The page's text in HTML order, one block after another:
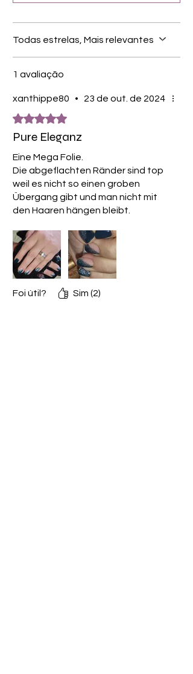
Eventuelle Kleberreste mit
wie bei jeder Maniküre ist eine gute
Nagelvorbereitung der Garant für
perfekte Ergebnisse
Acrylate Copolymer Adhesive,
Urethane Acrylate
Made in South Korea
Todas estrelas, Mais relevantes
1 avaliação
xanthippe80 • 23 de out. de 2024
Rated 5 out of 5 stars.
Pure Eleganz
Eine Mega Folie.
Die abgeflachten Ränder sind top
weil es nicht so einen groben
Übergang gibt und man nicht mit
den Haaren hängen bleibt.
ohne topcoat schon.
Und die SuperNova ist vom Design
her so elegant und wunderschön
Foi útil? Sim (2)